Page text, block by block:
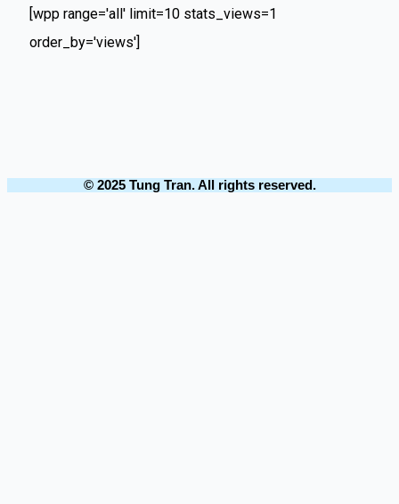
[wpp range='all' limit=10 stats_views=1
order_by='views']
© 2025 Tung Tran. All rights reserved.